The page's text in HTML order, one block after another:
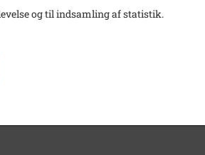
og til indsamling af statistik.